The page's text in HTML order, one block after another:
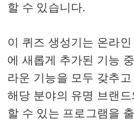
할 수 있습니다.
이 퀴즈 생성기는 온라
에 새롭게 추가된 기능
라운 기능을 모두 갖추
해당 분야의 유명 브랜
할 수 있는 프로그램을